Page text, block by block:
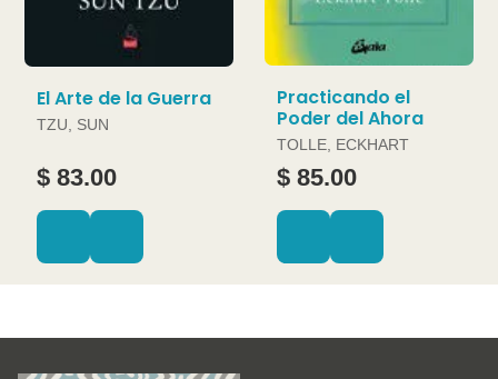
El Arte de la Guerra
TZU, SUN
$ 83.00
Practicando el
Poder del Ahora
TOLLE, ECKHART
$ 85.00